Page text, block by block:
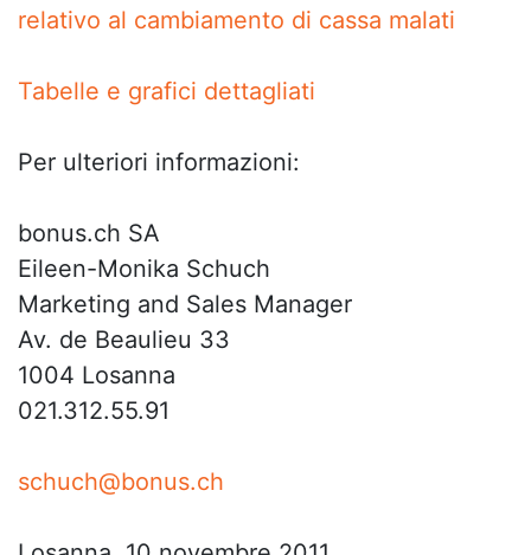
relativo al cambiamento di cassa malati
Tabelle e grafici dettagliati
Per ulteriori informazioni:
bonus.ch SA
Eileen-Monika Schuch
Marketing and Sales Manager
Av. de Beaulieu 33
1004 Losanna
021.312.55.91
schuch@bonus.ch